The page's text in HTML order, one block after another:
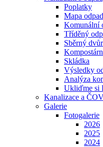
Poplatky
Mapa
Komunální
Tříděný
Sběrný dvůr
Skládka
Výsledky
Analýza
Ukliďme si
Kanalizace a
Galerie
Fotogalerie
2026
2025
2024